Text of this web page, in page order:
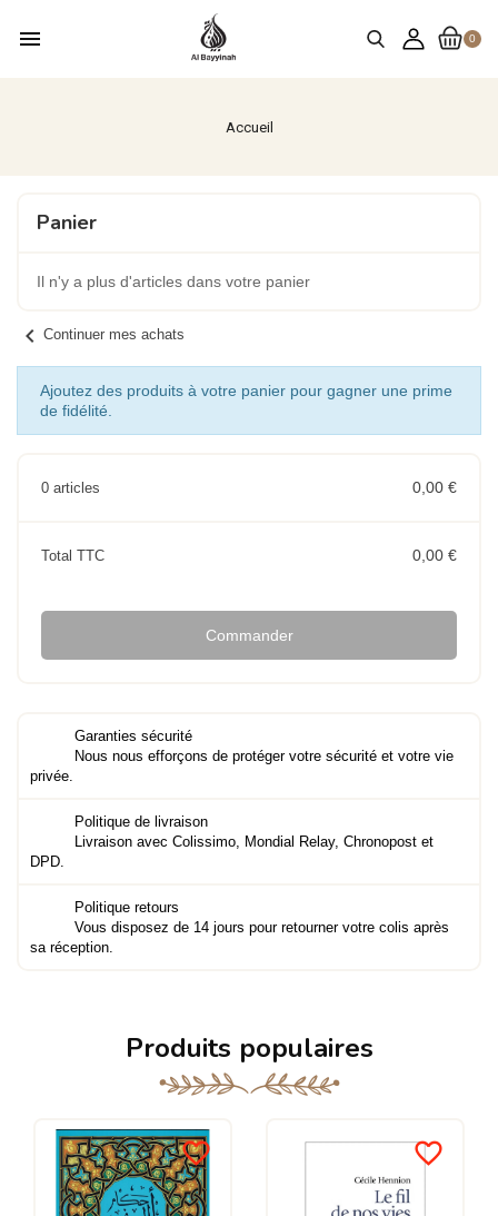
0
menu
Accueil
Panier
Il n'y a plus d'articles dans votre panier
chevron_left Continuer mes achats
Ajoutez des produits à votre panier pour gagner une prime
de fidélité.
0 articles 0,00 €
Total TTC 0,00 €
Commander
Garanties sécurité
Nous nous efforçons de protéger votre sécurité et votre vie
privée.
Politique de livraison
Livraison avec Colissimo, Mondial Relay, Chronopost et
DPD.
Politique retours
Vous disposez de 14 jours pour retourner votre colis après
sa réception.
Produits populaires
favorite_border favorite_border